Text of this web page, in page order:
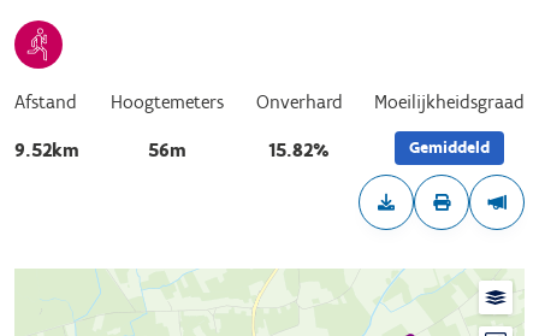
Afstand
9.52km
Hoogtemeters
56m
Onverhard
15.82%
Moeilijkheidsgraad
Gemiddeld